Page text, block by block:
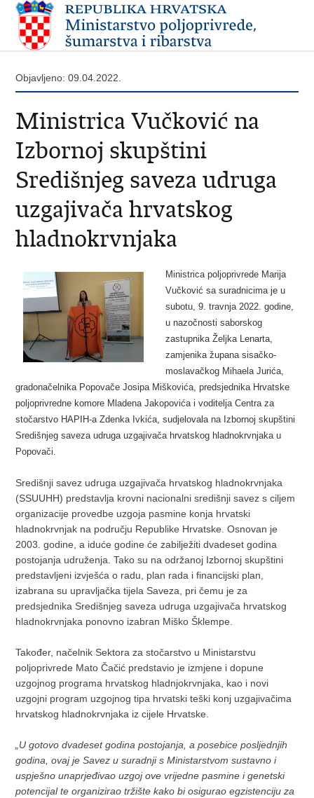
Objavljeno: 09.04.2022.
Ministrica Vučković na
Izbornoj skupštini
Središnjeg saveza udruga
uzgajivača hrvatskog
hladnokrvnjaka
Ministrica poljoprivrede Marija
Vučković sa suradnicima je u
subotu, 9. travnja 2022. godine,
u nazočnosti saborskog
zastupnika Željka Lenarta,
zamjenika župana sisačko-
moslavačkog Mihaela Jurića,
gradonačelnika Popovače Josipa Miškovića, predsjednika Hrvatske
poljoprivredne komore Mladena Jakopovića i voditelja Centra za
stočarstvo HAPIH-a Zdenka Ivkića, sudjelovala na Izbornoj skupštini
Središnjeg saveza udruga uzgajivača hrvatskog hladnokrvnjaka u
Popovači.
Središnji savez udruga uzgajivača hrvatskog hladnokrvnjaka
(SSUUHH) predstavlja krovni nacionalni središnji savez s ciljem
organizacije provedbe uzgoja pasmine konja hrvatski
hladnokrvnjak na području Republike Hrvatske. Osnovan je
2003. godine, a iduće godine će zabilježiti dvadeset godina
postojanja udruženja. Tako su na održanoj Izbornoj skupštini
predstavljeni izvješća o radu, plan rada i financijski plan,
izabrana su upravljačka tijela Saveza, pri čemu je za
predsjednika Središnjeg saveza udruga uzgajivača hrvatskog
hladnokrvnjaka ponovno izabran Miško Šklempe.
Također, načelnik Sektora za stočarstvo u Ministarstvu
poljoprivrede Mato Čačić predstavio je izmjene i dopune
uzgojnog programa hrvatskog hladnjokrvnjaka, kao i novi
uzgojni program uzgojnog tipa hrvatski teški konj uzgajivačima
hrvatskog hladnokrvnjaka iz cijele Hrvatske.
„U gotovo dvadeset godina postojanja, a posebice posljednjih
godina, ovaj je Savez u suradnji s Ministarstvom sustavno i
uspješno unaprjeđivao uzgoj ove vrijedne pasmine i genetski
potencijal te organizirao tržište kako bi osigurao egzistenciju za